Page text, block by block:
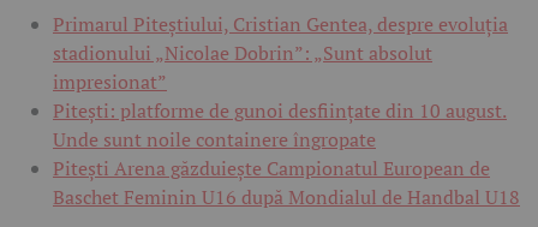
Primarul Piteștiului, Cristian Gentea, despre evoluția
stadionului „Nicolae Dobrin”: „Sunt absolut
impresionat”
Pitești: platforme de gunoi desființate din 10 august.
Unde sunt noile containere îngropate
Pitești Arena găzduiește Campionatul European de
Baschet Feminin U16 după Mondialul de Handbal U18